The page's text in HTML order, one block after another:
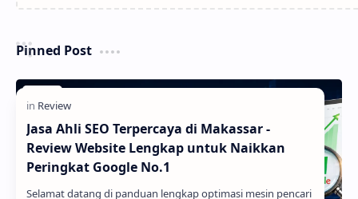
Pinned Post
Jasa Ahli SEO Terpercaya di Makassar -
Review Website Lengkap untuk Naikkan
Peringkat Google No.1
Selamat datang di panduan lengkap optimasi mesin pencari